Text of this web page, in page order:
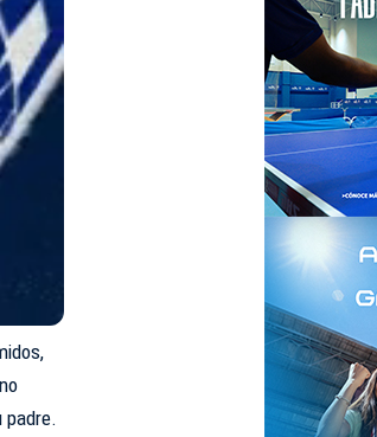
padre.